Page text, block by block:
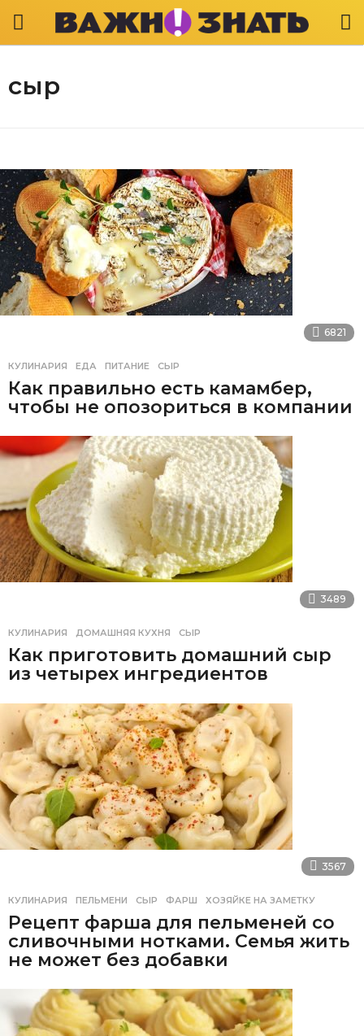
сыр
6821
КУЛИНАРИЯ ЕДА ,ПИТАНИЕ ,СЫР
Как правильно есть камамбер,
чтобы не опозориться в компании
3489
КУЛИНАРИЯ ДОМАШНЯЯ КУХНЯ ,СЫР
Как приготовить домашний сыр
из четырех ингредиентов
3567
КУЛИНАРИЯ ПЕЛЬМЕНИ ,СЫР ,ФАРШ ,ХОЗЯЙКЕ НА ЗАМЕТКУ
Рецепт фарша для пельменей со
сливочными нотками. Семья жить
не может без добавки